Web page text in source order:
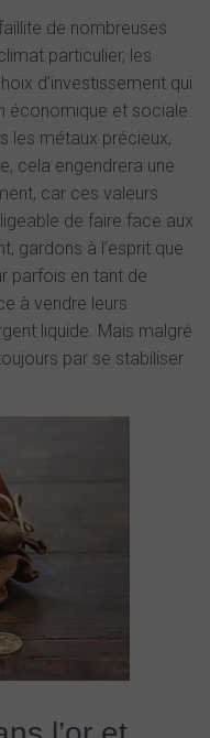
de nombreuses
particulier, les
d’investissement qui
économique et sociale.
les métaux précieux,
cela engendrera une
car ces valeurs
de faire face aux
gardons à l’esprit que
parfois en tant de
à vendre leurs
liquide. Mais malgré
par se stabiliser